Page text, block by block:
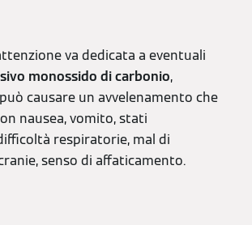
va dedicata a eventuali
monossido di carbonio,
causare un avvelenamento che
nausea, vomito, stati
respiratorie, mal di
senso di affaticamento.